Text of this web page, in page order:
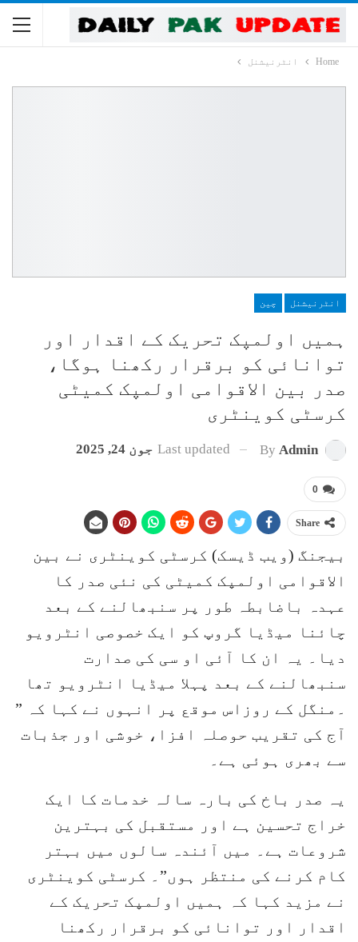
Home انٹرنیشنل
انٹرنیشنل چین
ہمیں اولمپک تحریک کے اقدار اور
توانائی کو برقرار رکھنا ہوگا،
صدر بین الاقوامی اولمپک کمیٹی
کرسٹی کوینٹری
By Admin
Last updated جون 24, 2025
0
Share
بیجنگ (ویب ڈیسک) کرسٹی کوینٹری نے بین
الاقوامی اولمپک کمیٹی کی نئی صدر کا
عہدہ باضابطہ طور پر سنبھالنے کے بعد
چائنا میڈیا گروپ کو ایک خصوصی انٹرویو
دیا۔ یہ ان کا آئی او سی کی صدارت
سنبھالنے کے بعد پہلا میڈیا انٹرویو تھا
۔منگل کے روزاس موقع پر انہوں نے کہا کہ ”
آج کی تقریب حوصلہ افزا، خوشی اور جذبات
سے بھری ہوئی ہے۔
یہ صدر باخ کی بارہ سالہ خدمات کا ایک
خراج تحسین ہے اور مستقبل کی بہترین
شروعات ہے۔ میں آئندہ سالوں میں بہتر
کام کرنے کی منتظر ہوں”۔ کرسٹی کوینٹری
نے مزید کہا کہ ہمیں اولمپک تحریک کے
اقدار اور توانائی کو برقرار رکھنا